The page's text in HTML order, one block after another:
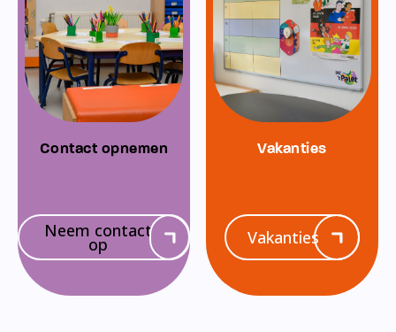
Contact opnemen
Neem contact
op
Vakanties
Vakanties